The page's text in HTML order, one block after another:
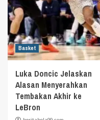
Basket
Luka Doncic Jelaskan
Alasan Menyerahkan
Tembakan Akhir ke
LeBron